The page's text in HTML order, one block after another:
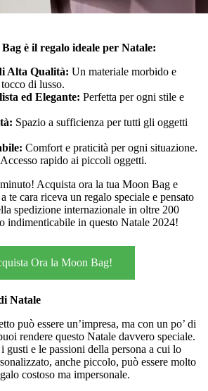
è il regalo ideale per Natale:
Alta Qualità: Un materiale morbido e
di lusso.
ed Elegante: Perfetta per ogni stile e
Spazio a sufficienza per tutti gli oggetti
Comfort e praticità per ogni situazione.
Accesso rapido ai piccoli oggetti.
Acquista ora la tua Moon Bag e
te cara riceva un regalo speciale e pensato
spedizione internazionale in oltre 200
indimenticabile in questo Natale 2024!
Ora la Moon Bag!
Natale
può essere un’impresa, ma con un po’ di
rendere questo Natale davvero speciale.
gusti e le passioni della persona a cui lo
anche piccolo, può essere molto
costoso ma impersonale.